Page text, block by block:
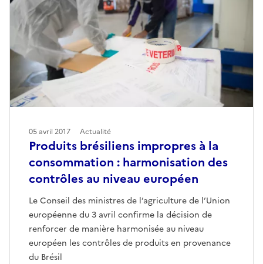
Produits brésiliens impropres à la
consommation : harmonisation des
contrôles au niveau européen
Le Conseil des ministres de l’agriculture de l’Union
européenne du 3 avril confirme la décision de
renforcer de manière harmonisée au niveau
européen les contrôles de produits en provenance
du Brésil
05 avril 2017 Actualité